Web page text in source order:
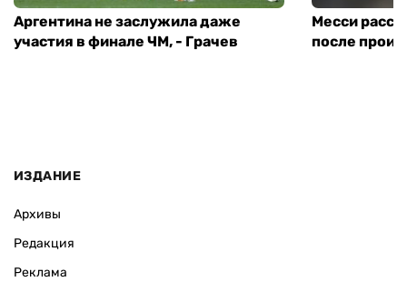
Аргентина не заслужила даже
участия в финале ЧМ, - Грачев
Месси
после
ИЗДАНИЕ
Архивы
Редакция
Реклама